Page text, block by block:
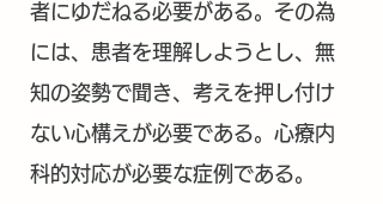
者にゆだねる必要がある。その為
には、患者を理解しようとし、無
知の姿勢で聞き、考えを押し付け
ない心構えが必要である。心療内
科的対応が必要な症例である。